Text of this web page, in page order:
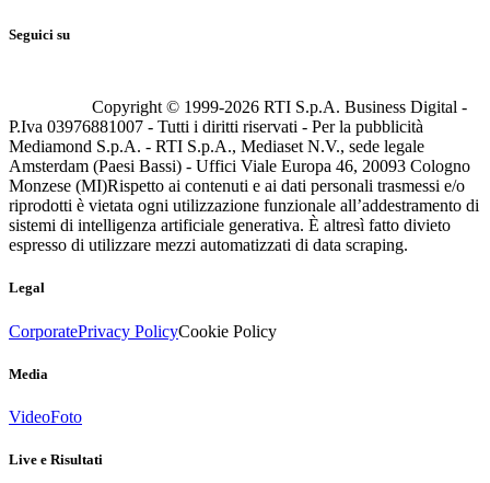
Seguici su
Copyright © 1999-2026 RTI S.p.A. Business Digital -
P.Iva 03976881007 - Tutti i diritti riservati - Per la pubblicità
Mediamond S.p.A. - RTI S.p.A., Mediaset N.V., sede legale
Amsterdam (Paesi Bassi) - Uffici Viale Europa 46, 20093 Cologno
Monzese (MI)Rispetto ai contenuti e ai dati personali trasmessi e/o
riprodotti è vietata ogni utilizzazione funzionale all’addestramento di
sistemi di intelligenza artificiale generativa. È altresì fatto divieto
espresso di utilizzare mezzi automatizzati di data scraping.
Legal
CorporatePrivacy PolicyCookie Policy
Media
VideoFoto
Live e Risultati